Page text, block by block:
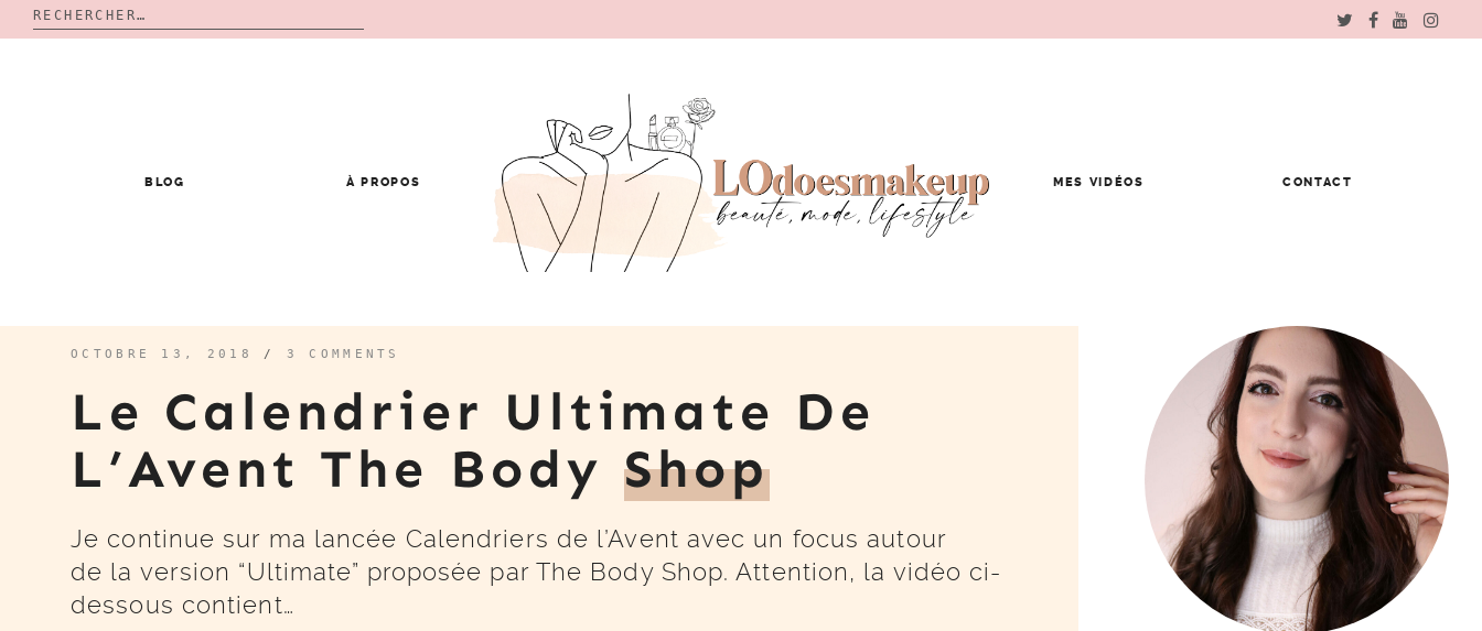
Rechercher :
BLOG À PROPOS MES VIDÉOS CONTACT
OCTOBRE 13, 2018 / 3 COMMENTS
Le Calendrier Ultimate De
L’Avent The Body Shop
Je continue sur ma lancée Calendriers de l’Avent avec un focus autour
de la version “Ultimate” proposée par The Body Shop. Attention, la vidéo ci-
dessous contient…